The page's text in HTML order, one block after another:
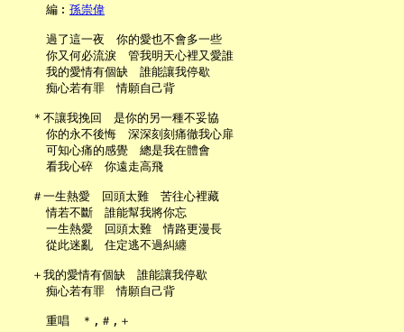
     編︰
孫崇偉
     過了這一夜　你的愛也不會多一些
     你又何必流淚　管我明天心裡又愛誰
     我的愛情有個缺　誰能讓我停歇
     痴心若有罪　情願自己背
   ＊不讓我挽回　是你的另一種不妥協
     你的永不後悔　深深刻刻痛徹我心扉
     可知心痛的感覺　總是我在體會
     看我心碎　你遠走高飛
   ＃一生熱愛　回頭太難　苦往心裡藏
     情若不斷　誰能幫我將你忘
     一生熱愛　回頭太難　情路更漫長
     從此迷亂　住定逃不過糾纏
   ＋我的愛情有個缺　誰能讓我停歇
     痴心若有罪　情願自己背